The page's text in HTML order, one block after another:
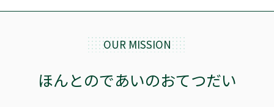
OUR MISSION
ほんとのであいのおてつだい